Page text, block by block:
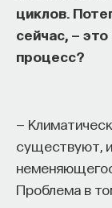
циклов.
сейчас, —
процесс?
—
существуют,
Проблема в
НАД